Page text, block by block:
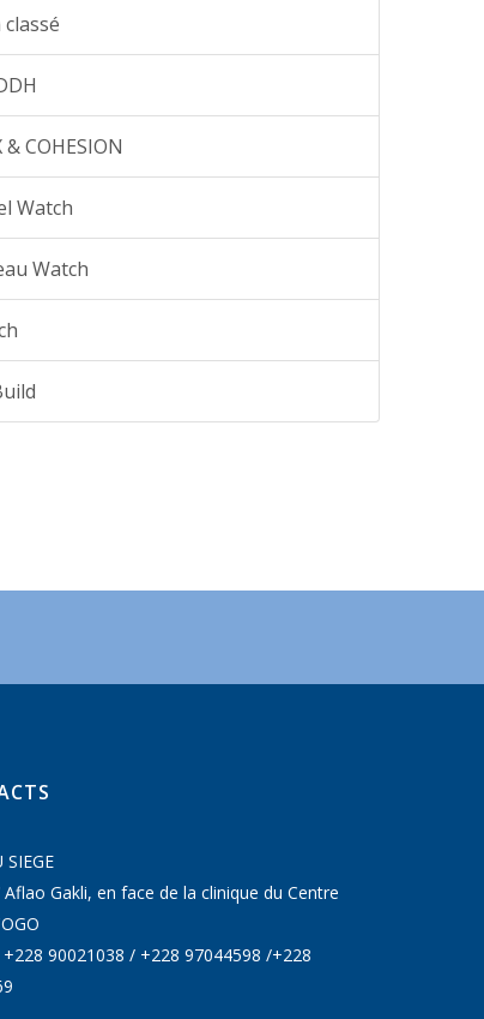
& COHESION
Watch
Watch
SIEGE
Aflao Gakli, en face de la clinique du Centre
+228 90021038 / +228 97044598 /+228